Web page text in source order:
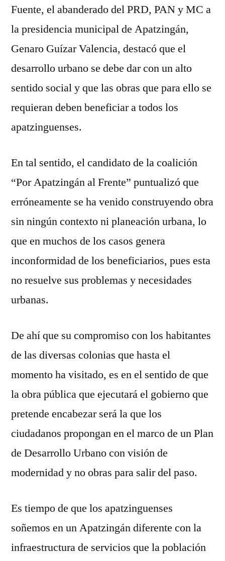
Fuente, el abanderado del PRD, PAN y MC a
la presidencia municipal de Apatzingán,
Genaro Guízar Valencia, destacó que el
desarrollo urbano se debe dar con un alto
sentido social y que las obras que para ello se
requieran deben beneficiar a todos los
apatzinguenses.
En tal sentido, el candidato de la coalición
“Por Apatzingán al Frente” puntualizó que
erróneamente se ha venido construyendo obra
sin ningún contexto ni planeación urbana, lo
que en muchos de los casos genera
inconformidad de los beneficiarios, pues esta
no resuelve sus problemas y necesidades
urbanas.
De ahí que su compromiso con los habitantes
de las diversas colonias que hasta el
momento ha visitado, es en el sentido de que
la obra pública que ejecutará el gobierno que
pretende encabezar será la que los
ciudadanos propongan en el marco de un Plan
de Desarrollo Urbano con visión de
modernidad y no obras para salir del paso.
Es tiempo de que los apatzinguenses
soñemos en un Apatzingán diferente con la
infraestructura de servicios que la población